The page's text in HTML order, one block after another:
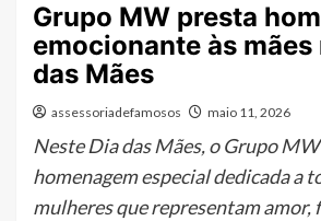
Grupo MW presta
emocionante às mães
das Mães
assessoriadefamosos maio 11, 2026
Neste Dia das Mães, o Grupo
homenagem especial dedicada a
mulheres que representam amor,